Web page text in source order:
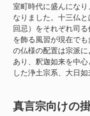
室町時代に盛んにな
なりました。十三仏
回忌）をそれぞれ司
を飾る風習が現在で
の仏様の配置は宗派
あり、釈迦如来を中
した浄土宗系、大日
真言宗向けの